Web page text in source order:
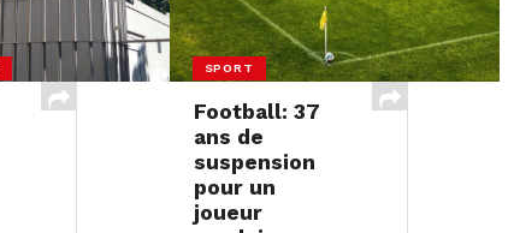
SPORT
Football: 37
ans de
suspension
pour un
joueur